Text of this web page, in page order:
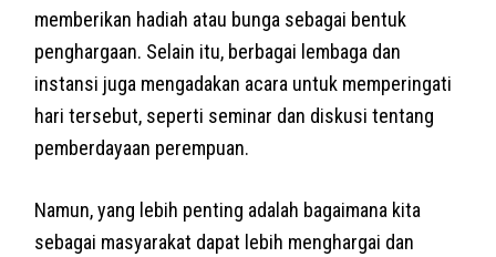
memberikan hadiah atau bunga sebagai bentuk
penghargaan. Selain itu, berbagai lembaga dan
instansi juga mengadakan acara untuk memperingati
hari tersebut, seperti seminar dan diskusi tentang
pemberdayaan perempuan.
Namun, yang lebih penting adalah bagaimana kita
sebagai masyarakat dapat lebih menghargai dan